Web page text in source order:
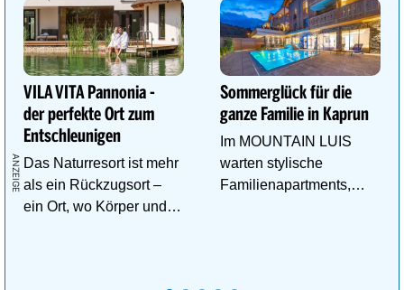
VILA VITA Pannonia -
der perfekte Ort zum
Entschleunigen
Das Naturresort ist mehr
als ein Rückzugsort –
ein Ort, wo Körper und
Sommerglück für die
ganze Familie in Kaprun
Im MOUNTAIN LUIS
warten stylische
Familienapartments,